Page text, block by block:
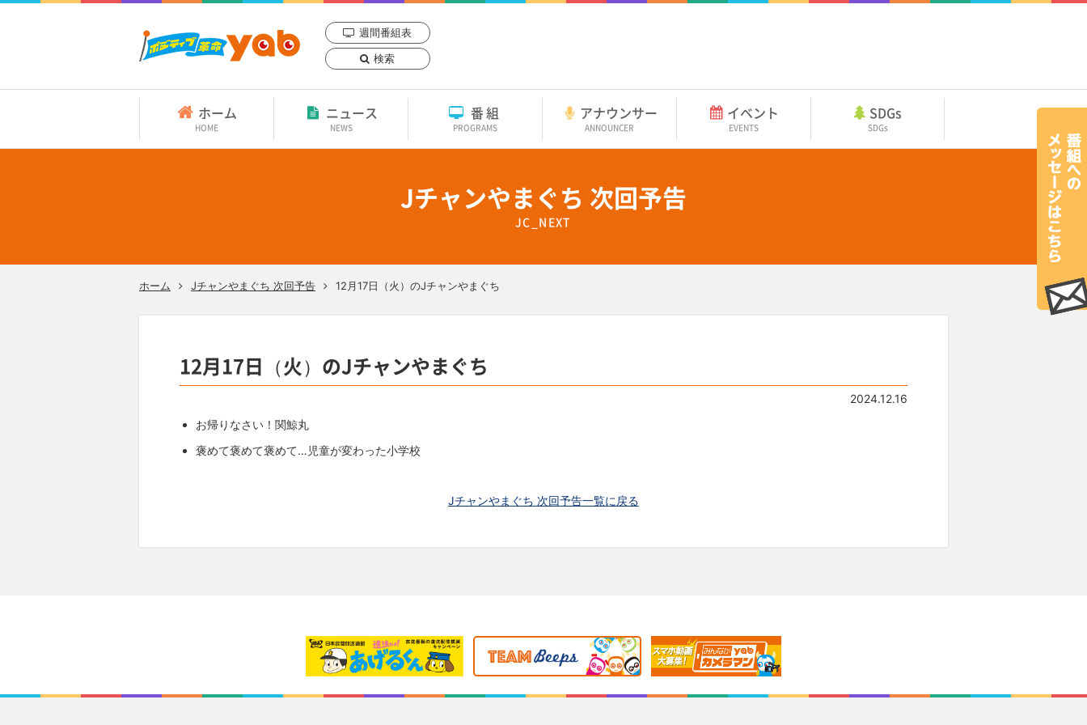
週間番組表
検索
ホーム
HOME
ニュース
NEWS
番組
PROGRAMS
アナウンサー
ANNOUNCER
イベント
EVENTS
SDGs
SDGs
Jチャンやまぐち 次回予告
JC_NEXT
ホーム Jチャンやまぐち 次回予告 12月17日（火）のJチャンやまぐち
12月17日（火）のJチャンやまぐち
2024.12.16
お帰りなさい！関鯨丸
褒めて褒めて褒めて…児童が変わった小学校
Jチャンやまぐち 次回予告一覧に戻る